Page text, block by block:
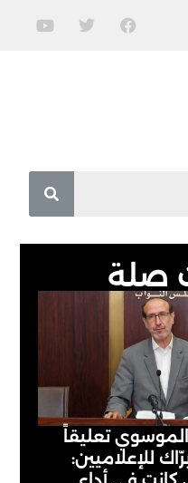
صلة
الموسوي تعليقاً
للإعلاميين: